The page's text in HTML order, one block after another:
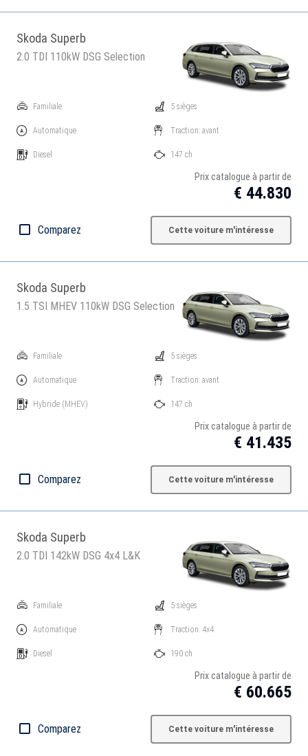
Skoda Superb
2.0 TDI 110kW DSG Selection
Familiale
Automatique
Diesel
5 sièges
Traction: avant
147 ch
Prix catalogue à partir de
€ 44.830
Comparez Cette voiture m'intéresse
Skoda Superb
1.5 TSI MHEV 110kW DSG Selection
Familiale
Automatique
Hybride (MHEV)
5 sièges
Traction: avant
147 ch
Prix catalogue à partir de
€ 41.435
Comparez Cette voiture m'intéresse
Skoda Superb
2.0 TDI 142kW DSG 4x4 L&K
Familiale
Automatique
Diesel
5 sièges
Traction: 4x4
190 ch
Prix catalogue à partir de
€ 60.665
Comparez Cette voiture m'intéresse